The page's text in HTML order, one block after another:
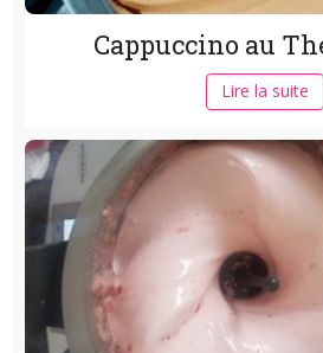
Cappuccino au
Lire la suite